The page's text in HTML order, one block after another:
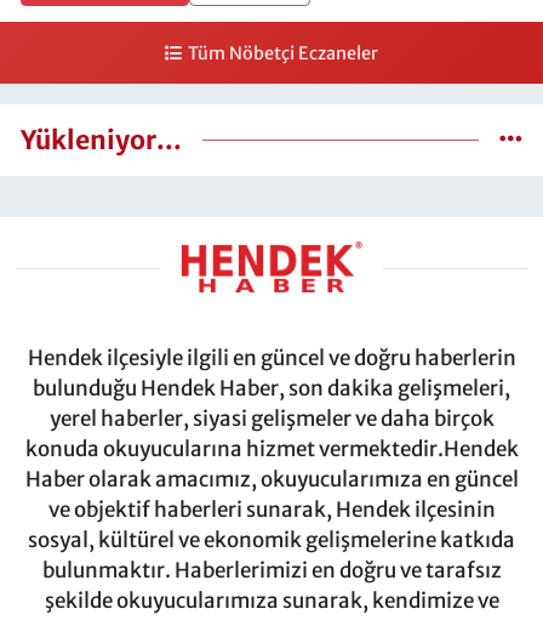
Tüm Nöbetçi Eczaneler
Yükleniyor...
Hendek ilçesiyle ilgili en güncel ve doğru haberlerin
bulunduğu Hendek Haber, son dakika gelişmeleri,
yerel haberler, siyasi gelişmeler ve daha birçok
konuda okuyucularına hizmet vermektedir.Hendek
Haber olarak amacımız, okuyucularımıza en güncel
ve objektif haberleri sunarak, Hendek ilçesinin
sosyal, kültürel ve ekonomik gelişmelerine katkıda
bulunmaktır. Haberlerimizi en doğru ve tarafsız
şekilde okuyucularımıza sunarak, kendimize ve